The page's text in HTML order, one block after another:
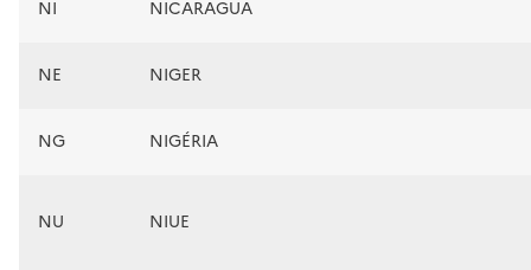
NI NICARAGUA
NE NIGER
NG NIGÉRIA
NU NIUE